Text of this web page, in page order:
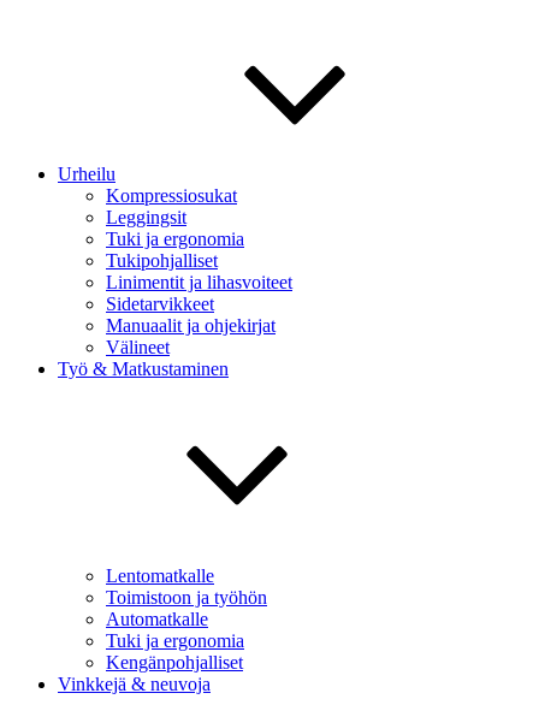
Urheilu
Kompressiosukat
Leggingsit
Tuki ja ergonomia
Tukipohjalliset
Linimentit ja lihasvoiteet
Sidetarvikkeet
Manuaalit ja ohjekirjat
Välineet
Työ & Matkustaminen
Lentomatkalle
Toimistoon ja työhön
Automatkalle
Tuki ja ergonomia
Kengänpohjalliset
Vinkkejä & neuvoja